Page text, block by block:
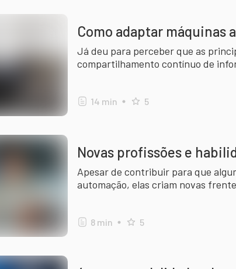
Como adaptar máquinas
Já deu para perceber que as
compartilhamento contínuo de
14 min 5
Novas profissões e
Apesar de contribuir para que
automação, elas criam novas
8 min 5